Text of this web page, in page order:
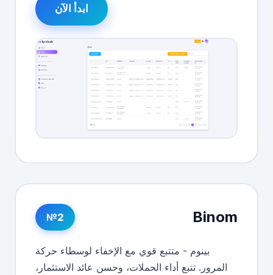
ابدأ الآن
№2 Binom
بينوم - متتبع قوي مع الإخفاء لوسطاء حركة
المرور. تتبع أداء الحملات، وحسن عائد الاستثمار،